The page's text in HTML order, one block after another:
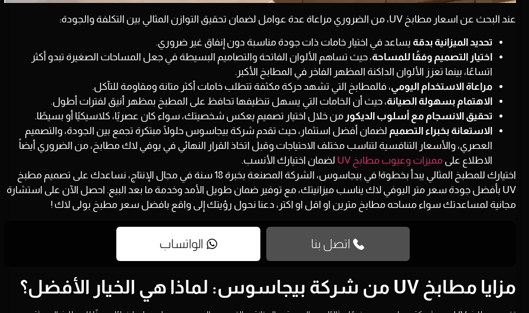
عند البحث عن اسعار مطابخ UV، من الضروري مراعاة عدة عوامل لضمان تحقيق التوازن المثالي بين التكلفة والجودة:
تحديد الميزانية بدقة يساعد في اختيار خامات ذات جودة مناسبة دون إنفاق غير ضروري.
اختيار التصميم وفقًا للمساحة، حيث تساهم الألوان الفاتحة والتصاميم البسيطة في جعل المساحات الصغيرة تبدو أكثر
اتساعًا، بينما تعزز الألوان الداكنة المظهر الفاخر في المطابخ الأكبر.
مراعاة الاستخدام اليومي، فالمطابخ التي تشهد حركة مكثفة تتطلب خامات أكثر متانة ومقاومة للتآكل.
الاهتمام بسهولة الصيانة، حيث أن الخامات التي يسهل تنظيفها تحافظ على المطبخ بمظهر أنيق لفترات أطول.
تحقيق الانسجام مع أسلوب الديكور من خلال اختيار تصميم يعكس شخصيتك، سواء كان عصريًا، كلاسيكيًا أو بسيطًا.
الاستعانة بخبراء التصميم لضمان أفضل استثمار، حيث تقدم شركة بيجاسوس حلولًا مبتكرة تجمع بين الجودة، والتصميم
العصري، والأسعار التنافسية لتناسب مختلف الاحتياجات.وقبل اتخاذ القرار النهائي في يوفي لاك مطابخ، من الضروري أيضاً
الاطلاع على مميزات وعيوب مطابخ UV
لضمان اختيارك الأنسب.
اختيارك للمطبخ المثالي يبدأ بخطوة! في بيجاسوس، الشركة المصنعة بخبرة 18 سنة في مجال الإنتاج،
نساعدك على تصميم مطبخ
UV بأفضل جودة سعر متر اليوفي لاك يناسب ميزانيتك، مع توفير ضمان طويل الأمد وخدمة ما بعد البيع. احصل الآن على استشارة
مجانية لمساعدتك سواء مساحه مطابخ مترين او اقل او اكتر، دعنا نحول رؤيتك إلى واقع بافضل سعر مطبخ بولى لاك !
اتصل بنا الواتساب
مزايا مطابخ UV من شركة بيجاسوس: لماذا هي الخيار الأفضل؟